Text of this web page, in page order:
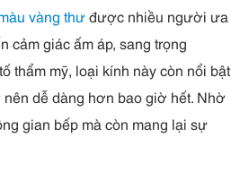
vàng thưđược nhiều người ưa
cảm giác ấm áp, sang trọng
thẩm mỹ, loại kính này còn nổi bật
dễ dàng hơn bao giờ hết. Nhờ
gian bếp mà còn mang lại sự